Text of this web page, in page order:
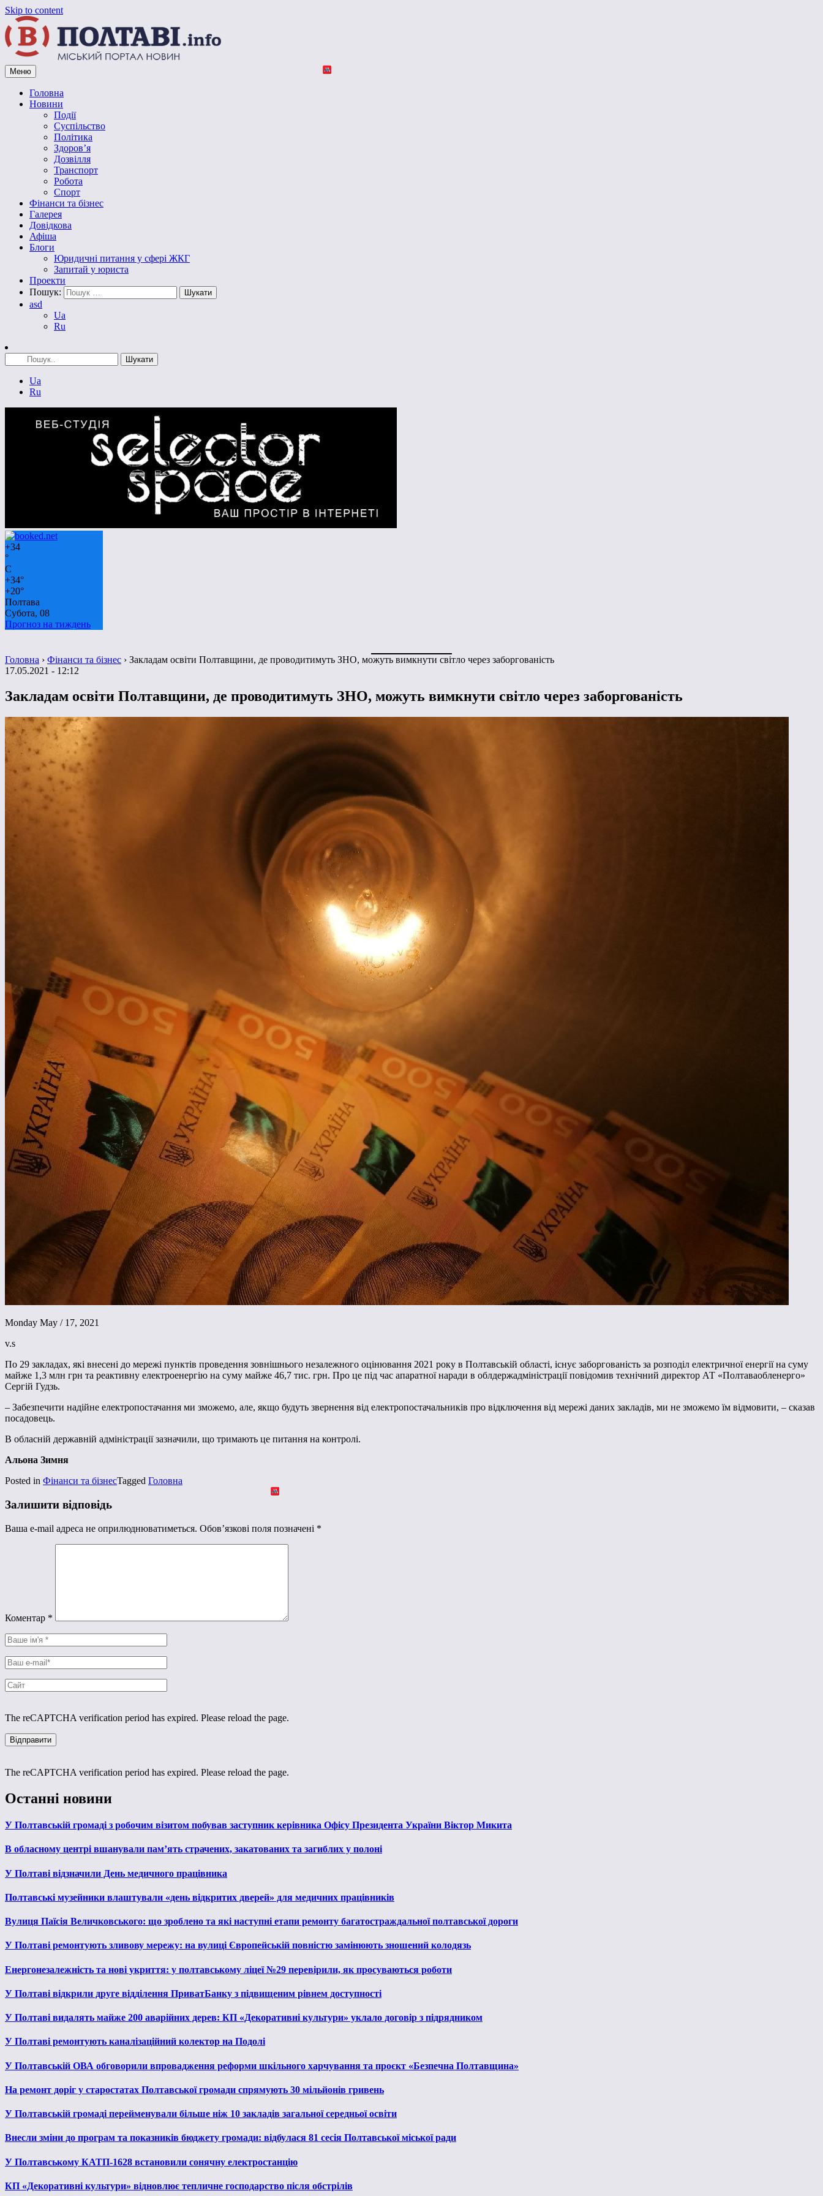
Skip to content
Vpoltave.info
Полтавський портал новин
Меню
Головна
Новини
Події
Суспільство
Політика
Здоров’я
Дозвілля
Транспорт
Робота
Спорт
Фінанси та бізнес
Галерея
Довідкова
Афіша
Блоги
Юридичні питання у сфері ЖКГ
Запитай у юриста
Проекти
Пошук:
asd
Ua
Ru
Ua
Ru
+34
°
C
+34°
+20°
Полтава
Субота, 08
Прогноз на тиждень
Головна › Фінанси та бізнес › Закладам освіти Полтавщини, де проводитимуть ЗНО, можуть вимкнути світло через заборгованість
17.05.2021 - 12:12
Закладам освіти Полтавщини, де проводитимуть ЗНО, можуть вимкнути світло через заборгованість
Monday May / 17, 2021
v.s
По 29 закладах, які внесені до мережі пунктів проведення зовнішнього незалежного оцінювання 2021 року в Полтавській області, існує заборгованість за розподіл електричної енергії на суму
майже 1,3 млн грн та реактивну електроенергію на суму майже 46,7 тис. грн. Про це під час апаратної наради в облдержадміністрації повідомив технічний директор АТ «Полтаваобленерго»
Сергій Гудзь.
– Забезпечити надійне електропостачання ми зможемо, але, якщо будуть звернення від електропостачальників про відключення від мережі даних закладів, ми не зможемо їм відмовити, – сказав
посадовець.
В обласній державній адміністрації зазначили, що тримають це питання на контролі.
Альона Зимня
Posted in Фінанси та бізнесTagged Головна
Залишити відповідь
Ваша e-mail адреса не оприлюднюватиметься. Обов’язкові поля позначені *
Коментар *
The reCAPTCHA verification period has expired. Please reload the page.
The reCAPTCHA verification period has expired. Please reload the page.
Останні новини
У Полтавській громаді з робочим візитом побував заступник керівника Офісу Президента України Віктор Микита
В обласному центрі вшанували пам’ять страчених, закатованих та загиблих у полоні
У Полтаві відзначили День медичного працівника
Полтавські музейники влаштували «день відкритих дверей» для медичних працівників
Вулиця Паїсія Величковського: що зроблено та які наступні етапи ремонту багатостраждальної полтавської дороги
У Полтаві ремонтують зливову мережу: на вулиці Європейській повністю замінюють зношений колодязь
Енергонезалежність та нові укриття: у полтавському ліцеї №29 перевірили, як просуваються роботи
У Полтаві відкрили друге відділення ПриватБанку з підвищеним рівнем доступності
У Полтаві видалять майже 200 аварійних дерев: КП «Декоративні культури» уклало договір з підрядником
У Полтаві ремонтують каналізаційний колектор на Подолі
У Полтавській ОВА обговорили впровадження реформи шкільного харчування та проєкт «Безпечна Полтавщина»
На ремонт доріг у старостатах Полтавської громади спрямують 30 мільйонів гривень
У Полтавській громаді перейменували більше ніж 10 закладів загальної середньої освіти
Внесли зміни до програм та показників бюджету громади: відбулася 81 сесія Полтавської міської ради
У Полтавському КАТП-1628 встановили сонячну електростанцію
КП «Декоративні культури» відновлює тепличне господарство після обстрілів